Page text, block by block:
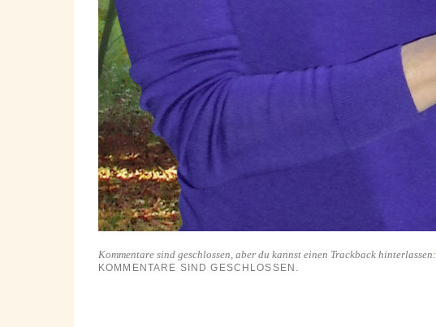
Kommentare sind geschlossen, aber du kannst einen Trackback hinterlassen:
KOMMENTARE SIND GESCHLOSSEN.